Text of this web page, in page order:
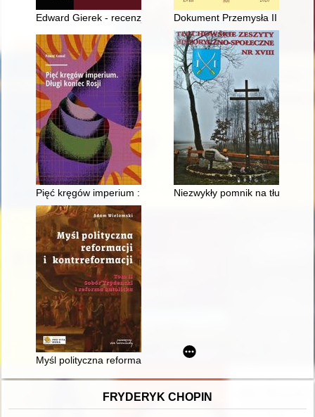
Edward Gierek - recenzja] Dokument Przemysła II dla
Pięć kręgów imperium : długi koniec RosjiNiezwykły pomnik na
Myśl polityczna reformacji i kontrreformacji. T. 1,
FRYDERYK CHOPIN